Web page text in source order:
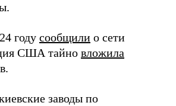
году сообщили о сети
США тайно вложила
заводы по